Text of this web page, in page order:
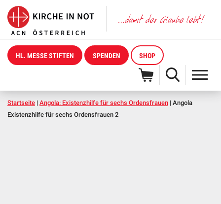
HL. MESSE STIFTEN SPENDEN SHOP
Startseite | Angola: Existenzhilfe für sechs Ordensfrauen | Angola
Existenzhilfe für sechs Ordensfrauen 2